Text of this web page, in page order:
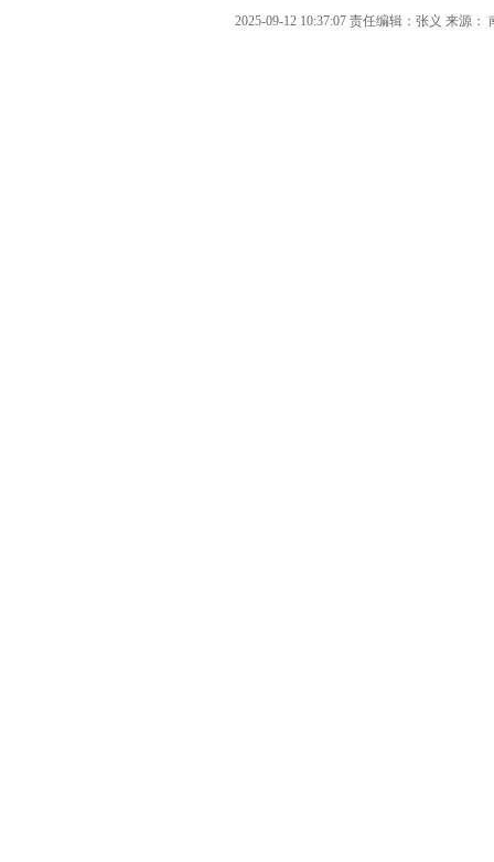
2025-09-12 10:37:07 责任编辑：张义 来源：